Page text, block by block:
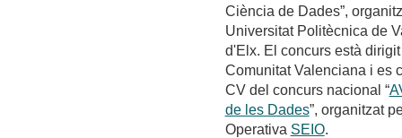
Ciència de Dades”,
Universitat Politècnica de
d'Elx. El concurs està
Comunitat Valenciana i es
CV del concurs nacional “
de les Dades”, organitzat
Operativa SEIO.